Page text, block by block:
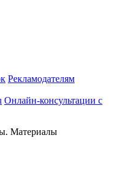
Рекламодателям
Онлайн-консультации с
Материалы